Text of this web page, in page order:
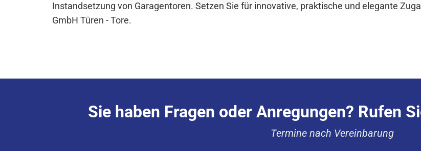
Instandsetzung von Garagentoren. Setzen Sie für innovative, praktische und elegante
GmbH Türen - Tore.
Sie haben Fragen oder Anregungen? Rufen
Termine nach Vereinbarung